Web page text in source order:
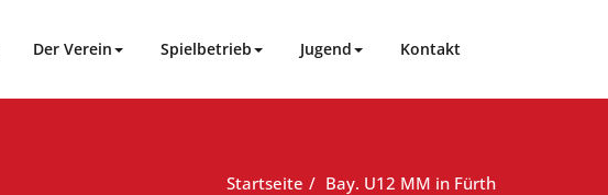
Der Verein Spielbetrieb Jugend Kontakt
Startseite Bay. U12 MM in Fürth